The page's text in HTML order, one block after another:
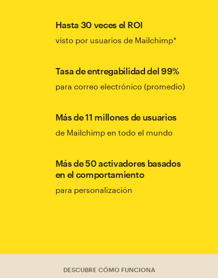
Hasta 30 veces el ROI
visto por usuarios de Mailchimp*
Tasa de entregabilidad del 99%
para correo electrónico (promedio)
Más de 11 millones de usuarios
de Mailchimp en todo el mundo
Más de 50 activadores basados
en el comportamiento
para personalización
DESCUBRE CÓMO FUNCIONA